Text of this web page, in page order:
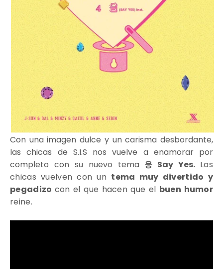
Con una imagen dulce y un carisma desbordante,
las chicas de S.I.S nos vuelve a enamorar por
completo con su nuevo tema 응 Say Yes. Las
chicas vuelven con un tema muy divertido y
pegadizo con el que hacen que el buen humor
reine.